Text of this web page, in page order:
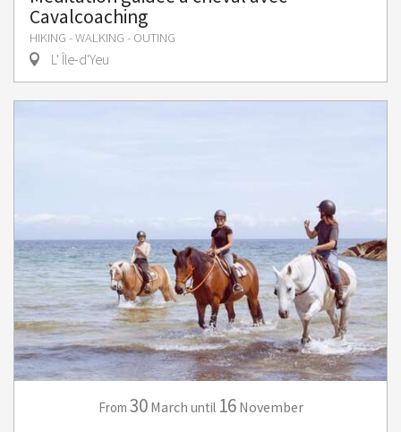
Cavalcoaching
HIKING - WALKING - OUTING
L' Île-d'Yeu
From 30 March until 16 November